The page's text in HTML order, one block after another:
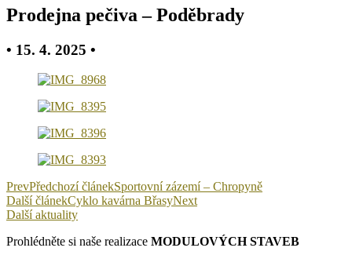
Prodejna pečiva – Poděbrady
• 15. 4. 2025 •
PrevPředchozí článekSportovní zázemí – Chropyně
Další článekCyklo kavárna BřasyNext
Další aktuality
Prohlédněte si naše realizace MODULOVÝCH STAVEB